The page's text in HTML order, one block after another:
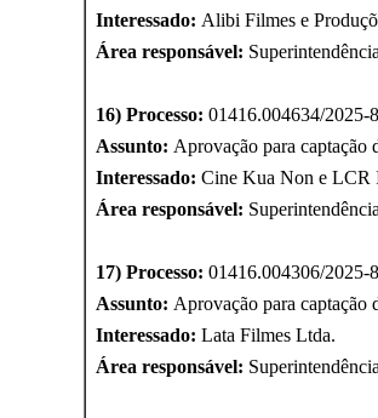
Interessado: Alibi Filmes e
Área responsável:
16) Processo: 01416.004634/2025-
Assunto: Aprovação para captação
Interessado: Cine Kua Non e LCR
Área responsável:
17) Processo: 01416.004306/2025-
Assunto: Aprovação para captação
Interessado: Lata Filmes Ltda.
Área responsável: